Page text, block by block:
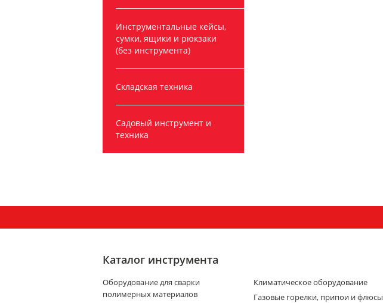
Инструментальные кейсы,
сумки, ящики и рюкзаки
(без инструмента)
Складская техника
Садовый инструмент и
техника
Каталог инструмента
Оборудование для сварки
полимерных материалов
Климатическое оборудование
Газовые горелки, припои и флюсы